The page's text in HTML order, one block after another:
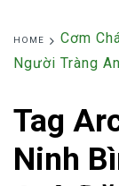
HOME
Cơm
Người Tràng An
Tag
Ninh